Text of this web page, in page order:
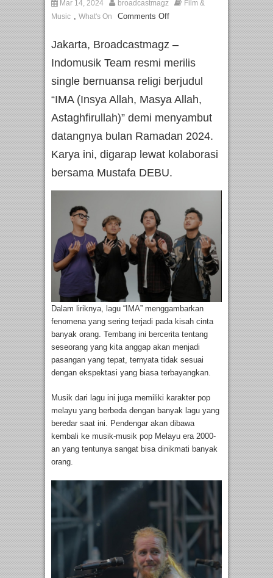
Mar 14, 2024 broadcastmagz
Film &
Music , What's On Comments Off
Jakarta, Broadcastmagz –
Indomusik Team resmi merilis
single bernuansa religi berjudul
“IMA (Insya Allah, Masya Allah,
Astaghfirullah)” demi menyambut
datangnya bulan Ramadan 2024.
Karya ini, digarap lewat kolaborasi
bersama Mustafa DEBU.
Dalam liriknya, lagu “IMA” menggambarkan
fenomena yang sering terjadi pada kisah cinta
banyak orang. Tembang ini bercerita tentang
seseorang yang kita anggap akan menjadi
pasangan yang tepat, ternyata tidak sesuai
dengan ekspektasi yang biasa terbayangkan.
Musik dari lagu ini juga memiliki karakter pop
melayu yang berbeda dengan banyak lagu yang
beredar saat ini. Pendengar akan dibawa
kembali ke musik-musik pop Melayu era 2000-
an yang tentunya sangat bisa dinikmati banyak
orang.